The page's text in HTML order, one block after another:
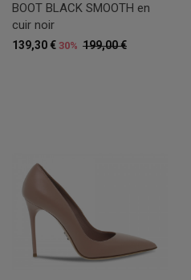
BOOT BLACK SMOOTH en
cuir noir
199,00 €
139,30 € 30%